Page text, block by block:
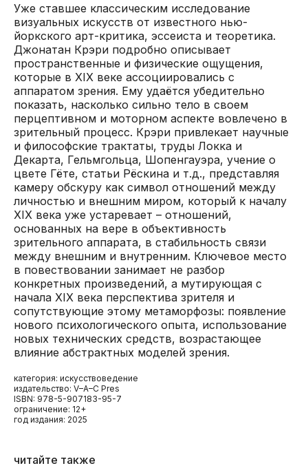
Уже ставшее классическим исследование
визуальных искусств от известного нью-
йоркского арт-критика, эссеиста и теоретика.
Джонатан Крэри подробно описывает
пространственные и физические ощущения,
которые в XIX веке ассоциировались с
аппаратом зрения. Ему удаётся убедительно
показать, насколько сильно тело в своем
перцептивном и моторном аспекте вовлечено в
зрительный процесс. Крэри привлекает научные
и философские трактаты, труды Локка и
Декарта, Гельмгольца, Шопенгауэра, учение о
цвете Гёте, статьи Рёскина и т.д., представляя
камеру обскуру как символ отношений между
личностью и внешним миром, который к началу
XIX века уже устаревает – отношений,
основанных на вере в объективность
зрительного аппарата, в стабильность связи
между внешним и внутренним. Ключевое место
в повествовании занимает не разбор
конкретных произведений, а мутирующая с
начала XIX века перспектива зрителя и
сопутствующие этому метаморфозы: появление
нового психологического опыта, использование
новых технических средств, возрастающее
влияние абстрактных моделей зрения.
категория: искусствоведение
издательство: V–A–C Pres
ISBN: 978-5-907183-95-7
ограничение: 12+
год издания: 2025
читайте также